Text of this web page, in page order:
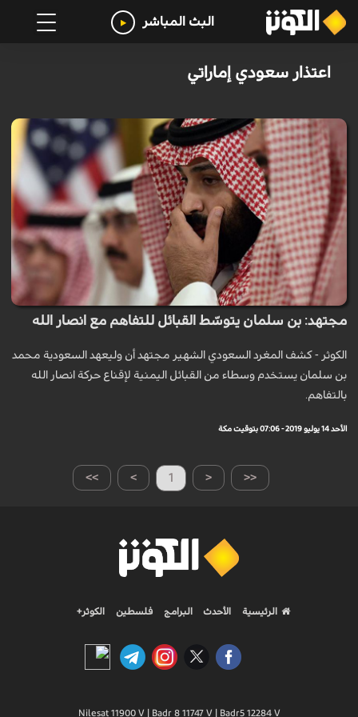
البث المباشر
اعتذار سعودي إماراتي
مجتهد: بن سلمان يتوسّط القبائل للتفاهم مع انصار الله
الكوثر - كشف المغرد السعودي الشهير مجتهد أن وليعهد السعودية محمد
بن سلمان يستخدم وسطاء من القبائل اليمنية لإقناع حركة انصار الله
بالتفاهم.
الأحد 14 يوليو 2019 - 07:06 بتوقيت مكة
>> > 1 < <<
الرئيسية الأحدث البرامج فلسطين الكوثر+
Nilesat 11900 V | Badr 8 11747 V | Badr5 12284 V